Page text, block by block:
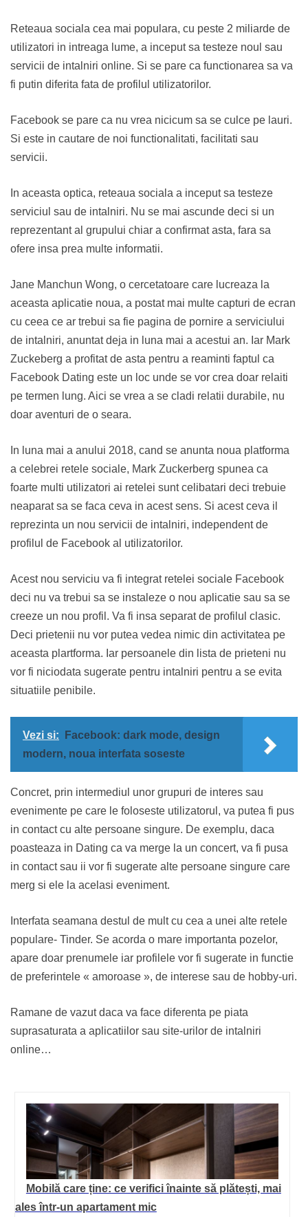
Reteaua sociala cea mai populara, cu peste 2 miliarde de
utilizatori in intreaga lume, a inceput sa testeze noul sau
servicii de intalniri online. Si se pare ca functionarea sa va
fi putin diferita fata de profilul utilizatorilor.
Facebook se pare ca nu vrea nicicum sa se culce pe lauri.
Si este in cautare de noi functionalitati, facilitati sau
servicii.
In aceasta optica, reteaua sociala a inceput sa testeze
serviciul sau de intalniri. Nu se mai ascunde deci si un
reprezentant al grupului chiar a confirmat asta, fara sa
ofere insa prea multe informatii.
Jane Manchun Wong, o cercetatoare care lucreaza la
aceasta aplicatie noua, a postat mai multe capturi de ecran
cu ceea ce ar trebui sa fie pagina de pornire a serviciului
de intalniri, anuntat deja in luna mai a acestui an. Iar Mark
Zuckeberg a profitat de asta pentru a reaminti faptul ca
Facebook Dating este un loc unde se vor crea doar relaiti
pe termen lung. Aici se vrea a se cladi relatii durabile, nu
doar aventuri de o seara.
In luna mai a anului 2018, cand se anunta noua platforma
a celebrei retele sociale, Mark Zuckerberg spunea ca
foarte multi utilizatori ai retelei sunt celibatari deci trebuie
neaparat sa se faca ceva in acest sens. Si acest ceva il
reprezinta un nou servicii de intalniri, independent de
profilul de Facebook al utilizatorilor.
Acest nou serviciu va fi integrat retelei sociale Facebook
deci nu va trebui sa se instaleze o nou aplicatie sau sa se
creeze un nou profil. Va fi insa separat de profilul clasic.
Deci prietenii nu vor putea vedea nimic din activitatea pe
aceasta plartforma. Iar persoanele din lista de prieteni nu
vor fi niciodata sugerate pentru intalniri pentru a se evita
situatiile penibile.
Vezi si:
Facebook: dark mode, design
modern, noua interfata soseste
Concret, prin intermediul unor grupuri de interes sau
evenimente pe care le foloseste utilizatorul, va putea fi pus
in contact cu alte persoane singure. De exemplu, daca
poasteaza in Dating ca va merge la un concert, va fi pusa
in contact sau ii vor fi sugerate alte persoane singure care
merg si ele la acelasi eveniment.
Interfata seamana destul de mult cu cea a unei alte retele
populare- Tinder. Se acorda o mare importanta pozelor,
apare doar prenumele iar profilele vor fi sugerate in functie
de preferintele « amoroase », de interese sau de hobby-uri.
Ramane de vazut daca va face diferenta pe piata
suprasaturata a aplicatiilor sau site-urilor de intalniri
online…
Mobilă care ține: ce verifici înainte să plătești, mai
ales într-un apartament mic